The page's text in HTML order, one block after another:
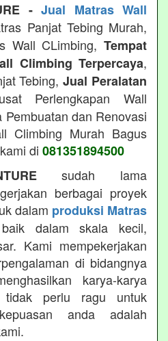
-Jual Matras Wall
Panjat Tebing Murah,
Wall CLimbing, Tempat
Climbing Terpercaya,
Tebing,Jual Peralatan
Perlengkapan Wall
dan Renovasi
Climbing Murah Bagus
di 081351894500
sudah lama
berbagai proyek
dalam produksi Matras
dalam skala kecil,
Kami mempekerjakan
di bidangnya
karya-karya
perlu ragu untuk
anda adalah